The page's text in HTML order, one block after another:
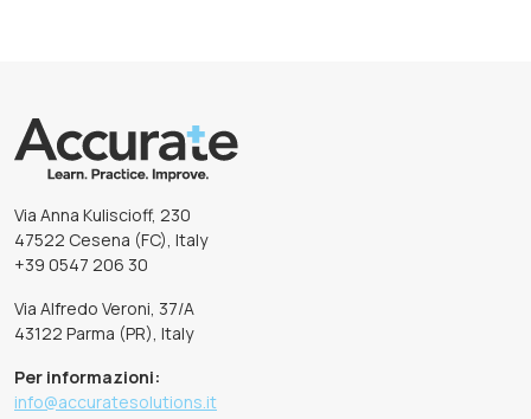
Via Anna Kuliscioff, 230
47522 Cesena (FC), Italy
+39 0547 206 30
Via Alfredo Veroni, 37/A
43122 Parma (PR), Italy
Per informazioni:
info@accuratesolutions.it